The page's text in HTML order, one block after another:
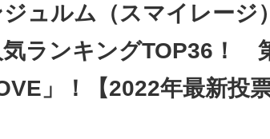
ジュルム（スマイレージ
気ランキングTOP36！
」！【2022年最新投票